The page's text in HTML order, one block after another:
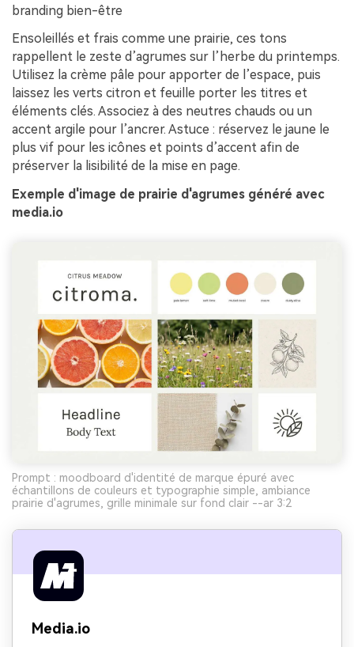
branding bien-être
Ensoleillés et frais comme une prairie, ces tons
rappellent le zeste d’agrumes sur l’herbe du printemps.
Utilisez la crème pâle pour apporter de l’espace, puis
laissez les verts citron et feuille porter les titres et
éléments clés. Associez à des neutres chauds ou un
accent argile pour l’ancrer. Astuce : réservez le jaune le
plus vif pour les icônes et points d’accent afin de
préserver la lisibilité de la mise en page.
Exemple d'image de prairie d'agrumes généré avec
media.io
Prompt : moodboard d'identité de marque épuré avec
échantillons de couleurs et typographie simple, ambiance
prairie d'agrumes, grille minimale sur fond clair --ar 3:2
Media.io